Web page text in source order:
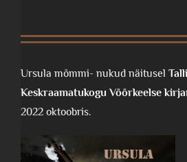
Ursula mõmmi- nukud näitusel
Keskraamatukogu Võõrkeelse
2022 oktoobris.